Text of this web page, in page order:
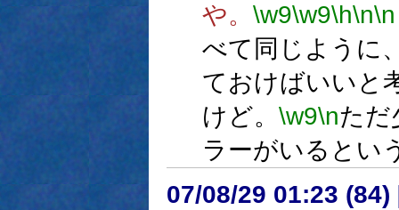
や。 \w9\w9\h\n\n
べて同じように
ておけばいいと
けど。 \w9\nただ
ラーがいるとい
07/08/29 01:23 (84)